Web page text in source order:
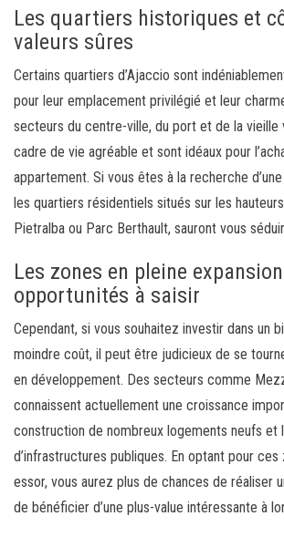
Les quartiers historiques et
valeurs sûres
Certains quartiers d’Ajaccio sont
pour leur emplacement privilégié et leur
secteurs du centre-ville, du port et de la vieille
cadre de vie agréable et sont idéaux pour
appartement. Si vous êtes à la recherche
les quartiers résidentiels situés sur les
Pietralba ou Parc Berthault, sauront vous
Les zones en pleine
opportunités à saisir
Cependant, si vous souhaitez investir dans un
moindre coût, il peut être judicieux de se
en développement. Des secteurs comme
connaissent actuellement une croissance
construction de nombreux logements neufs et
d’infrastructures publiques. En optant pour ces
essor, vous aurez plus de chances de réaliser
de bénéficier d’une plus-value intéressante à